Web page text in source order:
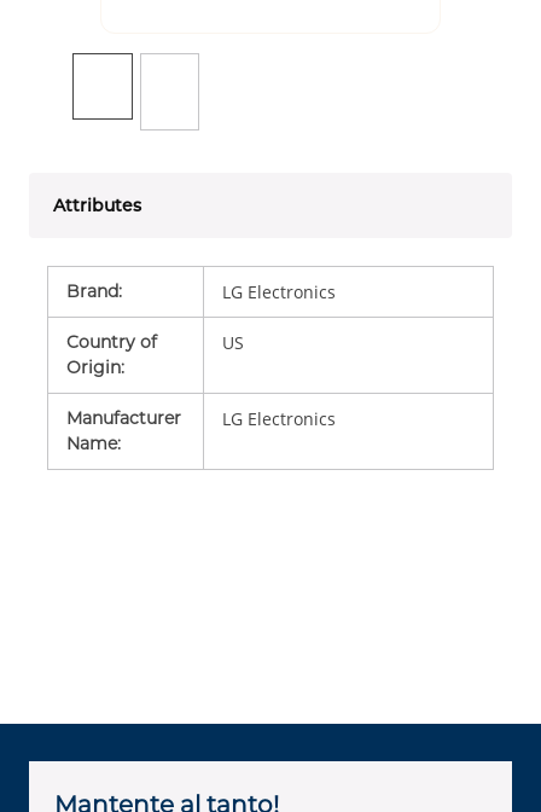
Attributes
Brand: LG Electronics
Country of
Origin:
US
Manufacturer
Name:
LG Electronics
Mantente al tanto!